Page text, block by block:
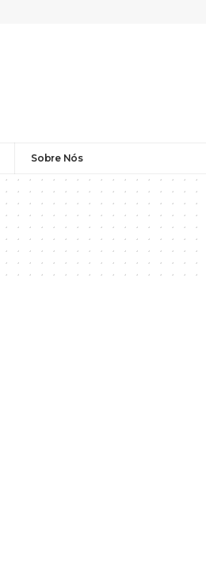
Sobre Nós